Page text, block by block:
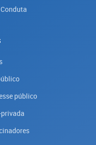
público